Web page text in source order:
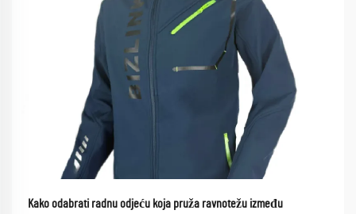
Kako odabrati radnu odjeću koja pruža ravnotežu između